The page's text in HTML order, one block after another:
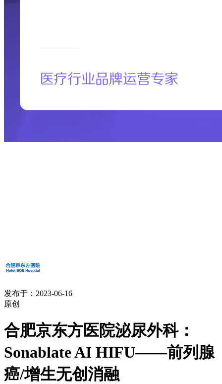
发布于：2023-06-16
原创
合肥京东方医院泌尿外科：
Sonablate AI HIFU——前列腺
癌/增生无创消融